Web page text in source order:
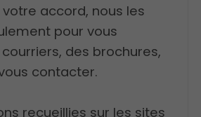
accord, nous les
pour vous
des brochures,
contacter.
recueillies sur les sites